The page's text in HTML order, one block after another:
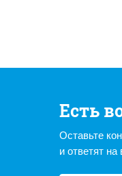
Есть
Оставьте
и ответят